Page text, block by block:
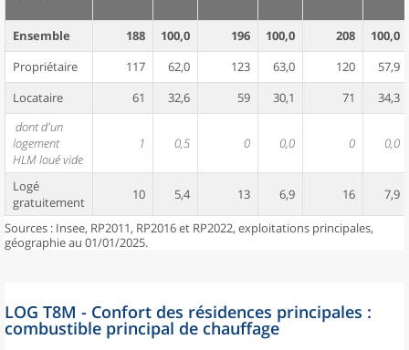
Ensemble 188 100,0 196 100,0 208
100,0
Propriétaire
117 62,0 123 63,0 120
57,9
Locataire
61 32,6 59 30,1 71
34,3
dont d'un
logement
HLM loué vide
1 0,5 0 0,0 0 0,0
Logé
gratuitement
10 5,4 13 6,9 16 7,9
Sources : Insee, RP2011, RP2016 et RP2022, exploitations principales,
géographie au 01/01/2025.
LOG T8M - Confort des résidences principales :
combustible principal de chauffage